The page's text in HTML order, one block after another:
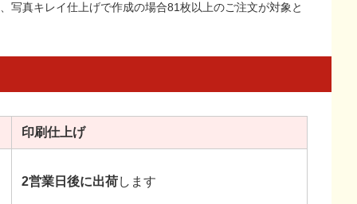
写真キレイ仕上げで作成の場合81枚以上のご注文が対象と
印刷仕上げ
2営業日後に出荷します